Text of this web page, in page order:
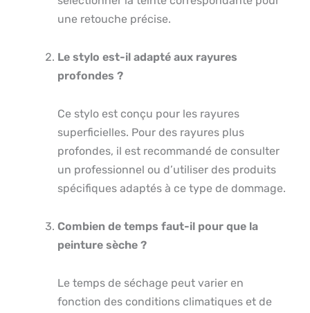
une retouche précise.
Le stylo est-il adapté aux rayures
profondes ?
Ce stylo est conçu pour les rayures
superficielles. Pour des rayures plus
profondes, il est recommandé de consulter
un professionnel ou d’utiliser des produits
spécifiques adaptés à ce type de dommage.
Combien de temps faut-il pour que la
peinture sèche ?
Le temps de séchage peut varier en
fonction des conditions climatiques et de